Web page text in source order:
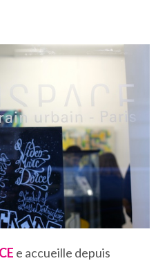
e accueille depuis